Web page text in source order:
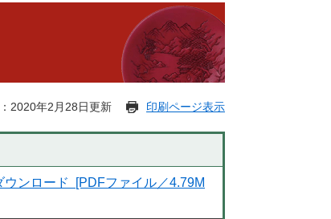
2020年2月28日更新 印刷ページ表示
ウンロード [PDFファイル／4.79M